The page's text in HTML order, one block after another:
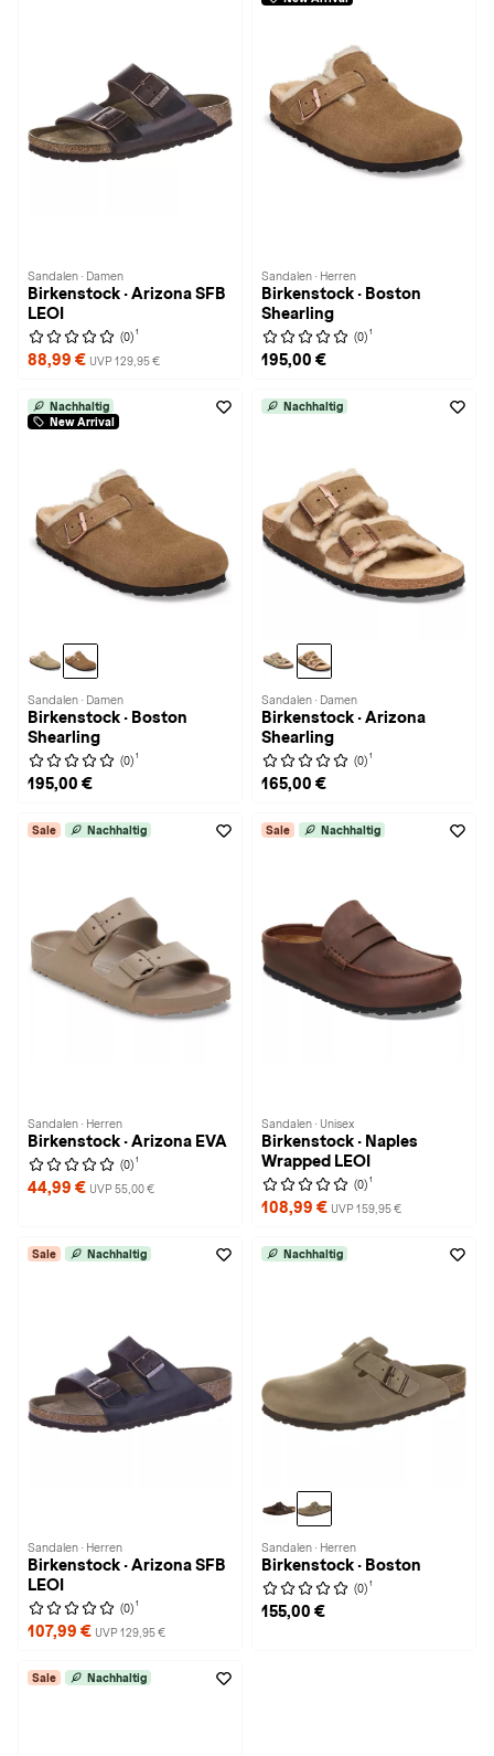
Sandalen · Damen
Birkenstock · Arizona SFB
LEOI
(0) 1
88,99 € UVP 129,95 €
Sandalen · Herren
Birkenstock · Boston
Shearling
(0) 1
195,00 €
Nachhaltig
New Arrival
Sandalen · Damen
Birkenstock · Boston
Shearling
(0) 1
195,00 €
Nachhaltig
Sandalen · Damen
Birkenstock · Arizona
Shearling
(0) 1
165,00 €
Sale Nachhaltig
Sandalen · Herren
Birkenstock · Arizona EVA
(0) 1
44,99 € UVP 55,00 €
Sale Nachhaltig
Sandalen · Unisex
Birkenstock · Naples
Wrapped LEOI
(0) 1
108,99 € UVP 159,95 €
Sale Nachhaltig
Sandalen · Herren
Birkenstock · Arizona SFB
LEOI
(0) 1
107,99 € UVP 129,95 €
Nachhaltig
Sandalen · Herren
Birkenstock · Boston
(0) 1
155,00 €
Sale Nachhaltig